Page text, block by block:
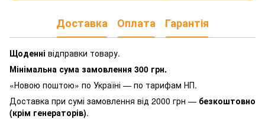
Доставка Оплата Гарантія
Щоденні відправки товару.
Мінімальна сума замовлення 300 грн.
«Новою поштою» по Україні — по тарифам НП.
Доставка при сумі замовлення від 2000 грн — безкоштовно
(крім генераторів).